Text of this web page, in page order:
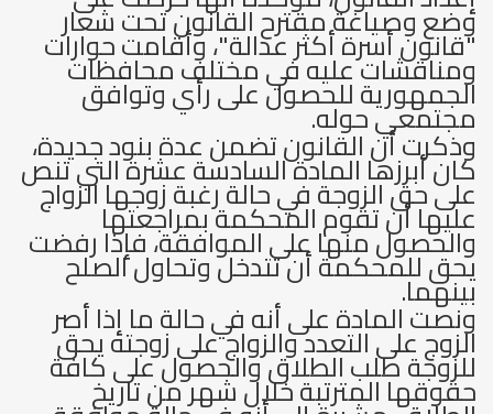
وضع وصياغة مقترح القانون تحت شعار
"قانون أسرة أكثر عدالة"، وأقامت حوارات
ومناقشات عليه في مختلف محافظات
الجمهورية للحصول على رأي وتوافق
مجتمعي حوله.
وذكرت أن القانون تضمن عدة بنود جديدة،
كان أبرزها المادة السادسة عشرة التي تنص
على حق الزوجة في حالة رغبة زوجها الزواج
عليها أن تقوم المحكمة بمراجعتها
والحصول منها على الموافقة، فإذا رفضت
يحق للمحكمة أن تتدخل وتحاول الصلح
بينهما.
ونصت المادة على أنه في حالة ما إذا أصر
الزوج على التعدد والزواج على زوجته يحق
للزوجة طلب الطلاق والحصول على كافة
حقوقها المترتبة خلال شهر من تاريخ